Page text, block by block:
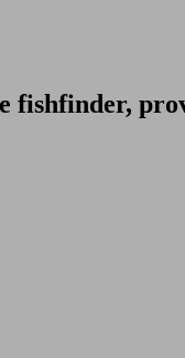
fishfinder,